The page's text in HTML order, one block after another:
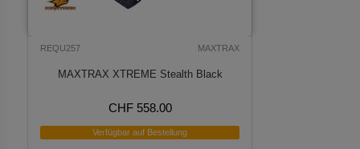
REQU257 MAXTRAX
MAXTRAX XTREME Stealth Black
CHF 558.00
Verfügbar auf Bestellung